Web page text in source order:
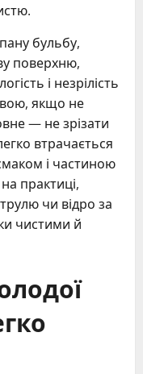
бульбу,
поверхню,
і незрілість
якщо не
— не зрізати
втрачається
і частиною
практиці,
чи відро за
чистими й